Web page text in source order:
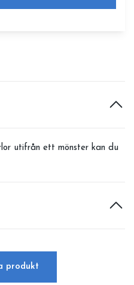
utifrån ett mönster kan du
produkt